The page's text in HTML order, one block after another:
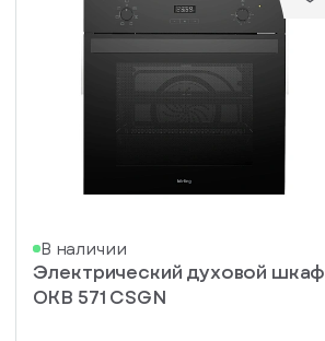
В наличии
Электрический духовой шкаф
OKB 571 CSGN